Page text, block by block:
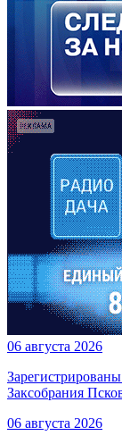
06 августа 2026
Заксобрания
06 августа 2026